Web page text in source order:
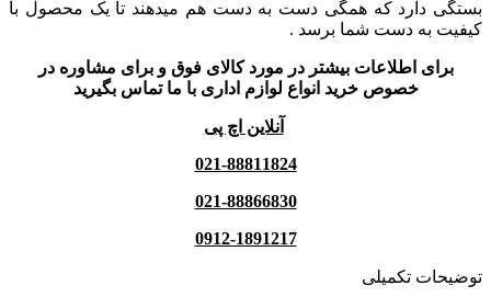
بستگی دارد که همگی دست به دست هم میدهند تا یک محصول با
کیفیت به دست شما برسد .
برای اطلاعات بیشتر در مورد کالای فوق و برای مشاوره در
خصوص خرید انواع لوازم اداری با ما تماس بگیرید
آنلاین اچ پی
021-88811824
021-88866830
0912-1891217
توضیحات تکمیلی